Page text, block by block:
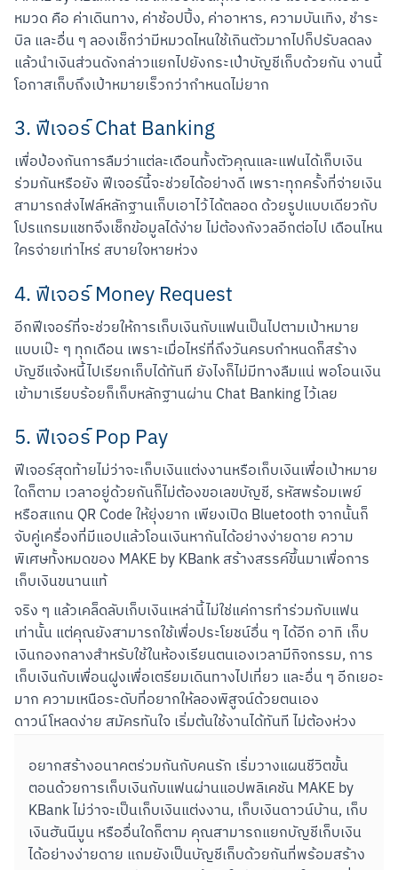
หมวด คือ ค่าเดินทาง, ค่าช้อปปิ้ง, ค่าอาหาร, ความบันเทิง, ชำระ
บิล และอื่น ๆ ลองเช็กว่ามีหมวดไหนใช้เกินตัวมากไปก็ปรับลดลง
แล้วนำเงินส่วนดังกล่าวแยกไปยังกระเป๋าบัญชีเก็บด้วยกัน งานนี้
โอกาสเก็บถึงเป้าหมายเร็วกว่ากำหนดไม่ยาก
3. ฟีเจอร์ Chat Banking
เพื่อป้องกันการลืมว่าแต่ละเดือนทั้งตัวคุณและแฟนได้เก็บเงิน
ร่วมกันหรือยัง ฟีเจอร์นี้จะช่วยได้อย่างดี เพราะทุกครั้งที่จ่ายเงิน
สามารถส่งไฟล์หลักฐานเก็บเอาไว้ได้ตลอด ด้วยรูปแบบเดียวกับ
โปรแกรมแชทจึงเช็กข้อมูลได้ง่าย ไม่ต้องกังวลอีกต่อไป เดือนไหน
ใครจ่ายเท่าไหร่ สบายใจหายห่วง
4. ฟีเจอร์ Money Request
อีกฟีเจอร์ที่จะช่วยให้การเก็บเงินกับแฟนเป็นไปตามเป้าหมาย
แบบเป๊ะ ๆ ทุกเดือน เพราะเมื่อไหร่ที่ถึงวันครบกำหนดก็สร้าง
บัญชีแจ้งหนี้ไปเรียกเก็บได้ทันที ยังไงก็ไม่มีทางลืมแน่ พอโอนเงิน
เข้ามาเรียบร้อยก็เก็บหลักฐานผ่าน Chat Banking ไว้เลย
5. ฟีเจอร์ Pop Pay
ฟีเจอร์สุดท้ายไม่ว่าจะเก็บเงินแต่งงานหรือเก็บเงินเพื่อเป้าหมาย
ใดก็ตาม เวลาอยู่ด้วยกันก็ไม่ต้องขอเลขบัญชี, รหัสพร้อมเพย์
หรือสแกน QR Code ให้ยุ่งยาก เพียงเปิด Bluetooth จากนั้นก็
จับคู่เครื่องที่มีแอปแล้วโอนเงินหากันได้อย่างง่ายดาย ความ
พิเศษทั้งหมดของ MAKE by KBank สร้างสรรค์ขึ้นมาเพื่อการ
เก็บเงินขนานแท้
จริง ๆ แล้วเคล็ดลับเก็บเงินเหล่านี้ไม่ใช่แค่การทำร่วมกับแฟน
เท่านั้น แต่คุณยังสามารถใช้เพื่อประโยชน์อื่น ๆ ได้อีก อาทิ เก็บ
เงินกองกลางสำหรับใช้ในห้องเรียนตนเองเวลามีกิจกรรม, การ
เก็บเงินกับเพื่อนฝูงเพื่อเตรียมเดินทางไปเที่ยว และอื่น ๆ อีกเยอะ
มาก ความเหนือระดับที่อยากให้ลองพิสูจน์ด้วยตนเอง
ดาวน์โหลดง่าย สมัครทันใจ เริ่มต้นใช้งานได้ทันที ไม่ต้องห่วง
อยากสร้างอนาคตร่วมกันกับคนรัก เริ่มวางแผนชีวิตขั้น
ตอนด้วยการเก็บเงินกับแฟนผ่านแอปพลิเคชัน MAKE by
KBank ไม่ว่าจะเป็นเก็บเงินแต่งงาน, เก็บเงินดาวน์บ้าน, เก็บ
เงินฮันนีมูน หรืออื่นใดก็ตาม คุณสามารถแยกบัญชีเก็บเงิน
ได้อย่างง่ายดาย แถมยังเป็นบัญชีเก็บด้วยกันที่พร้อมสร้าง